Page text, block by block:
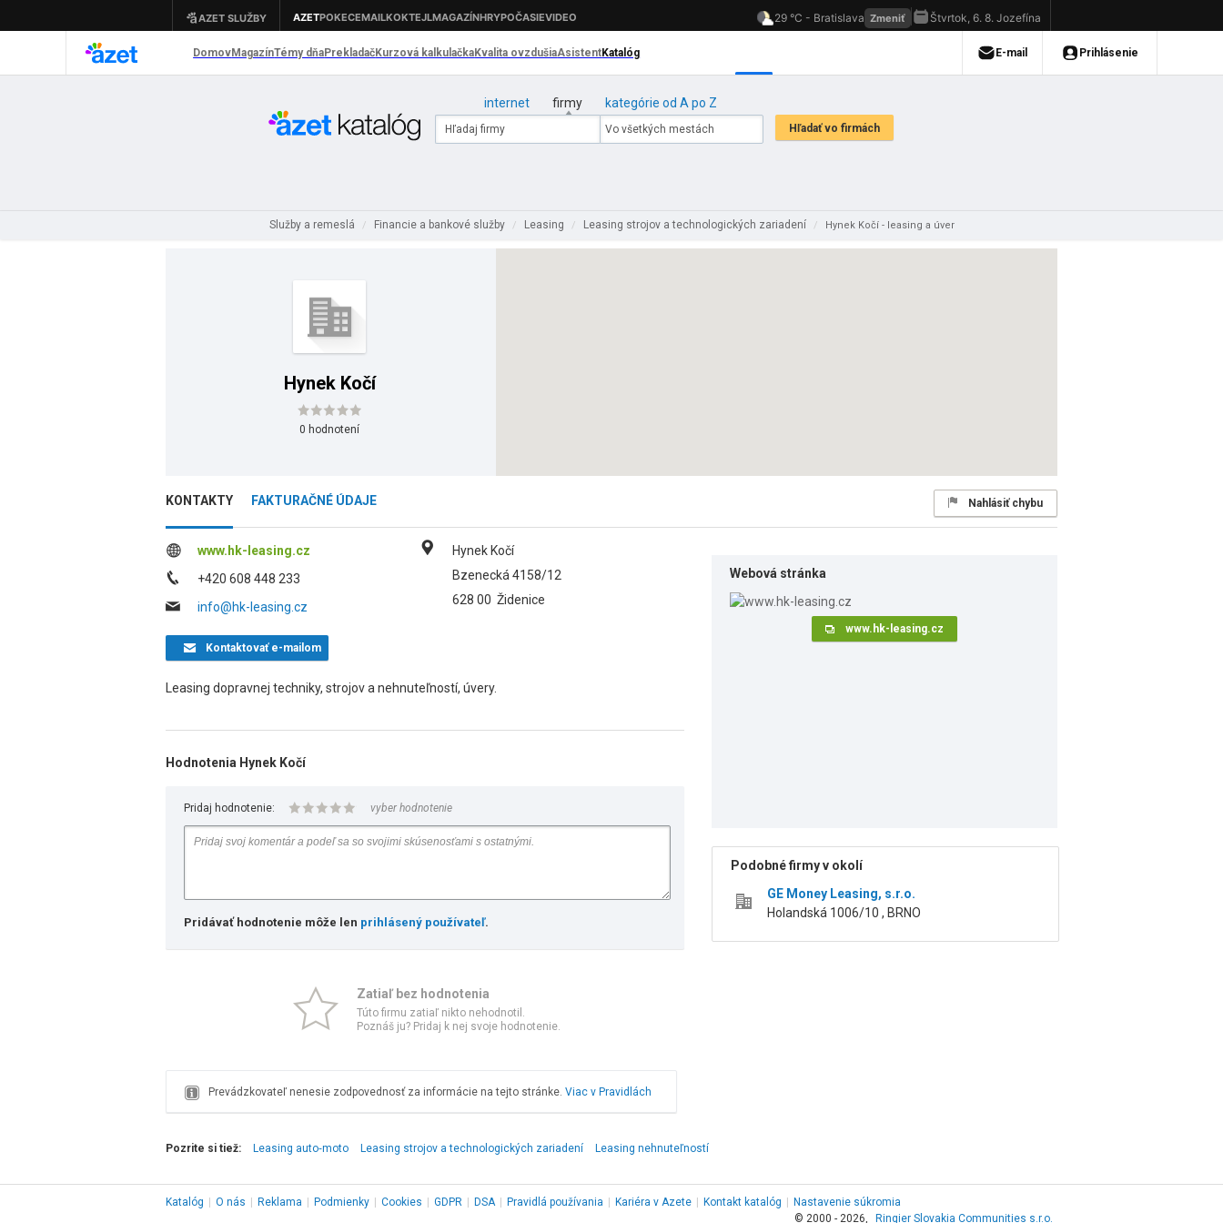
internet firmy kategórie od A po Z
Služby a remeslá / Financie a bankové služby / Leasing / Leasing strojov a technologických zariadení / Hynek Kočí - leasing a úver
Hynek Kočí
0 hodnotení
KONTAKTY FAKTURAČNÉ ÚDAJE Nahlásiť chybu
www.hk-leasing.cz
+420 608 448 233
info@hk-leasing.cz
Hynek Kočí
Bzenecká 4158/12
628 00 Židenice
Kontaktovaťe-mailom
Leasing dopravnej techniky, strojov a nehnuteľností, úvery.
Hodnotenia Hynek Kočí
Pridaj hodnotenie: vyber hodnotenie
Pridávať hodnotenie môže len prihlásený používateľ.
Zatiaľ bez hodnotenia
Túto firmu zatiaľ nikto nehodnotil.
Poznáš ju? Pridaj k nej svoje hodnotenie.
Prevádzkovateľ nenesie zodpovednosť za informácie na tejto stránke. Viac v Pravidlách
Webová stránka
www.hk-leasing.cz
Podobné firmy v okolí
GE Money Leasing, s.r.o.
Holandská 1006/10 , BRNO
Pozrite si tiež: Leasing auto‑moto Leasing strojov a technologických zariadení Leasing nehnuteľností
Katalóg O nás Reklama Podmienky Cookies GDPR DSA Pravidlá používania Kariéra v Azete Kontakt katalóg
Nastavenie súkromia
© 2000 - 2026,
Ringier Slovakia Communities s.r.o.